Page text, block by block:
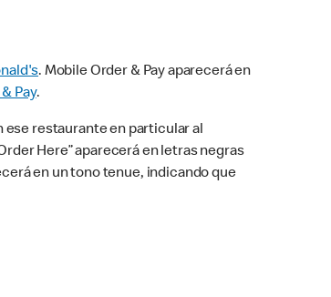
. Mobile Order & Pay aparecerá en
Pay.
ese restaurante en particular al
Here” aparecerá en letras negras
en un tono tenue, indicando que